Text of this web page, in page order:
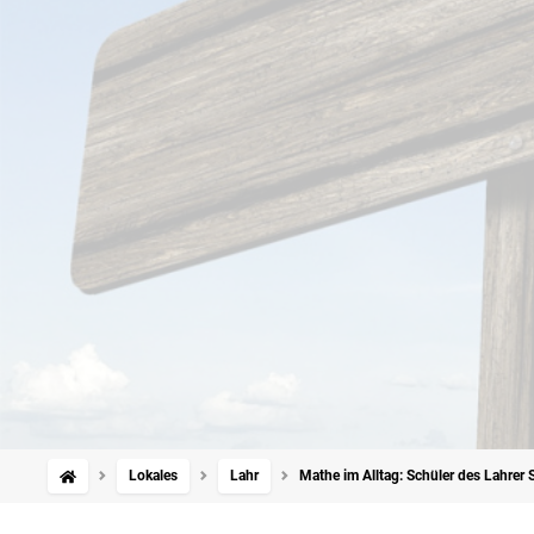
Lokales Lahr Mathe im Alltag: Schüler des Lahrer